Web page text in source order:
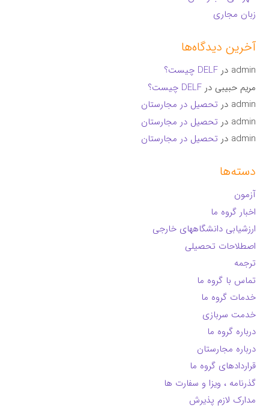
زبان مجاری
آخرین دیدگاه‌ها
admin درDELF چیست؟
مریم حبیبی درDELF چیست؟
admin در تحصیل در مجارستان
admin در تحصیل در مجارستان
admin در تحصیل در مجارستان
دسته‌ها
آزمون
اخبار گروه ما
ارزشیابی دانشگاههای خارجی
اصطلاحات تحصیلی
ترجمه
تماس با گروه ما
خدمات گروه ما
خدمت سربازی
درباره گروه ما
درباره مجارستان
قراردادهای گروه ما
گذرنامه ، ویزا و سفارت ها
مدارک لازم پذیرش